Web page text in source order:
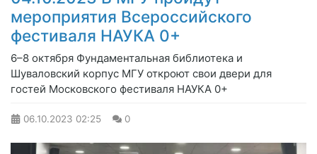
мероприятия Всероссийского
фестиваля НАУКА 0+
6–8 октября Фундаментальная библиотека и
Шуваловский корпус МГУ откроют свои двери для
гостей Московского фестиваля НАУКА 0+
06.10.2023 02:25 0